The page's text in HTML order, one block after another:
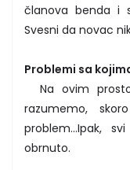
članova benda i
Svesni da novac
Problemi sa
Na ovim
razumemo,
problem…Ipak,
obrnuto.